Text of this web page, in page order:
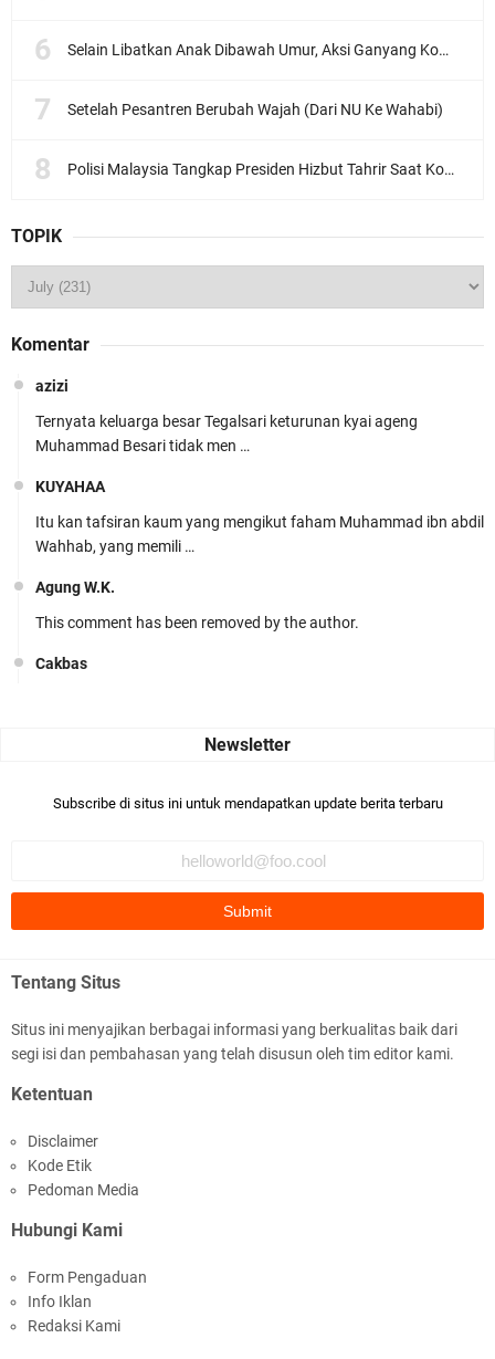
Selain Libatkan Anak Dibawah Umur, Aksi Ganyang Komunis Jadi Sorotan Karena Ada Narasi Halal Sembelih Orang
Setelah Pesantren Berubah Wajah (Dari NU Ke Wahabi)
Polisi Malaysia Tangkap Presiden Hizbut Tahrir Saat Konferensi Pers
TOPIK
Komentar
azizi
Ternyata keluarga besar Tegalsari keturunan kyai ageng
Muhammad Besari tidak men …
KUYAHAA
Itu kan tafsiran kaum yang mengikut faham Muhammad ibn abdil
Wahhab, yang memili …
Agung W.K.
This comment has been removed by the author.
Cakbas
Bismillaah semoga pembuat artikel Alloh berikan pemahaman yg
Ada sejumlah pertanyaan kepada Anda dan jawablah dengan
mengikuti ust. K …
Anonymous
Anonymous
It has proved a key customer retention tool for sports activities
guide operator …
Subscribe di situs ini untuk mendapatkan update berita terbaru
Tentang Situs
Situs ini menyajikan berbagai informasi yang berkualitas baik dari
segi isi dan pembahasan yang telah disusun oleh tim editor kami.
Ketentuan
Disclaimer
Kode Etik
Pedoman Media
Hubungi Kami
Form Pengaduan
Info Iklan
Redaksi Kami